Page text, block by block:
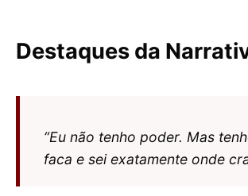
Destaques da
“Eu não tenho poder. Mas
faca e sei exatamente onde